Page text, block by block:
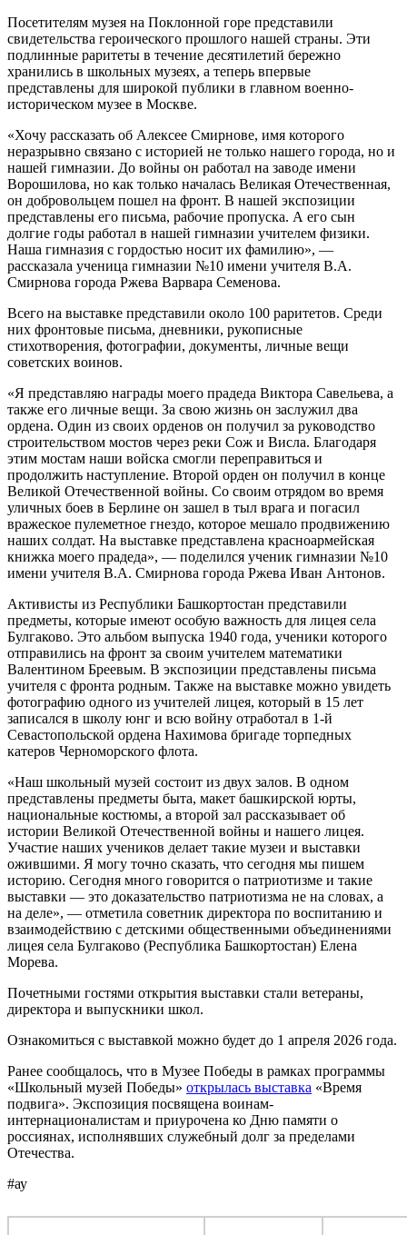
Посетителям музея на Поклонной горе представили
свидетельства героического прошлого нашей страны. Эти
подлинные раритеты в течение десятилетий бережно
хранились в школьных музеях, а теперь впервые
представлены для широкой публики в главном военно-
историческом музее в Москве.
«Хочу рассказать об Алексее Смирнове, имя которого
неразрывно связано с историей не только нашего города, но и
нашей гимназии. До войны он работал на заводе имени
Ворошилова, но как только началась Великая Отечественная,
он добровольцем пошел на фронт. В нашей экспозиции
представлены его письма, рабочие пропуска. А его сын
долгие годы работал в нашей гимназии учителем физики.
Наша гимназия с гордостью носит их фамилию», —
рассказала ученица гимназии №10 имени учителя В.А.
Смирнова города Ржева Варвара Семенова.
Всего на выставке представили около 100 раритетов. Среди
них фронтовые письма, дневники, рукописные
стихотворения, фотографии, документы, личные вещи
советских воинов.
«Я представляю награды моего прадеда Виктора Савельева, а
также его личные вещи. За свою жизнь он заслужил два
ордена. Один из своих орденов он получил за руководство
строительством мостов через реки Сож и Висла. Благодаря
этим мостам наши войска смогли переправиться и
продолжить наступление. Второй орден он получил в конце
Великой Отечественной войны. Со своим отрядом во время
уличных боев в Берлине он зашел в тыл врага и погасил
вражеское пулеметное гнездо, которое мешало продвижению
наших солдат. На выставке представлена красноармейская
книжка моего прадеда», — поделился ученик гимназии №10
имени учителя В.А. Смирнова города Ржева Иван Антонов.
Активисты из Республики Башкортостан представили
предметы, которые имеют особую важность для лицея села
Булгаково. Это альбом выпуска 1940 года, ученики которого
отправились на фронт за своим учителем математики
Валентином Бреевым. В экспозиции представлены письма
учителя с фронта родным. Также на выставке можно увидеть
фотографию одного из учителей лицея, который в 15 лет
записался в школу юнг и всю войну отработал в 1-й
Севастопольской ордена Нахимова бригаде торпедных
катеров Черноморского флота.
«Наш школьный музей состоит из двух залов. В одном
представлены предметы быта, макет башкирской юрты,
национальные костюмы, а второй зал рассказывает об
истории Великой Отечественной войны и нашего лицея.
Участие наших учеников делает такие музеи и выставки
ожившими. Я могу точно сказать, что сегодня мы пишем
историю. Сегодня много говорится о патриотизме и такие
выставки — это доказательство патриотизма не на словах, а
на деле», — отметила советник директора по воспитанию и
взаимодействию с детскими общественными объединениями
лицея села Булгаково (Республика Башкортостан) Елена
Морева.
Почетными гостями открытия выставки стали ветераны,
директора и выпускники школ.
Ознакомиться с выставкой можно будет до 1 апреля 2026 года.
Ранее сообщалось, что в Музее Победы в рамках программы
«Школьный музей Победы» открылась выставка «Время
подвига». Экспозиция посвящена воинам-
интернационалистам и приурочена ко Дню памяти о
россиянах, исполнявших служебный долг за пределами
Отечества.
#ау